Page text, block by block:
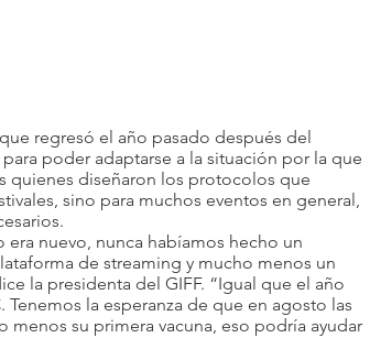
regresó el año pasado después del
poder adaptarse a la situación por la que
quienes diseñaron los protocolos que
sino para muchos eventos en general,
nuevo, nunca habíamos hecho un
de streaming y mucho menos un
la presidenta del GIFF. “Igual que el año
la esperanza de que en agosto las
menos su primera vacuna, eso podría ayudar